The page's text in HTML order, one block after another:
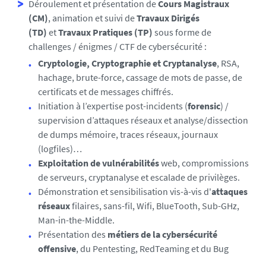
Déroulement et présentation deCours Magistraux
(CM), animation et suivi deTravaux Dirigés
(TD) etTravaux Pratiques (TP) sous forme de
challenges / énigmes / CTF de cybersécurité :
Cryptologie, Cryptographie et Cryptanalyse, RSA,
hachage, brute-force, cassage de mots de passe, de
certificats et de messages chiffrés.
Initiation à l’expertise post-incidents (forensic) /
supervision d’attaques réseaux et analyse/dissection
de dumps mémoire, traces réseaux, journaux
(logfiles)…
Exploitation de vulnérabilitésweb, compromissions
de serveurs, cryptanalyse et escalade de privilèges.
Démonstration et sensibilisation vis-à-vis d'attaques
réseauxfilaires, sans-fil, Wifi, BlueTooth, Sub-GHz,
Man-in-the-Middle.
Présentation des métiers de la cybersécurité
offensive, du Pentesting, RedTeaming et du Bug